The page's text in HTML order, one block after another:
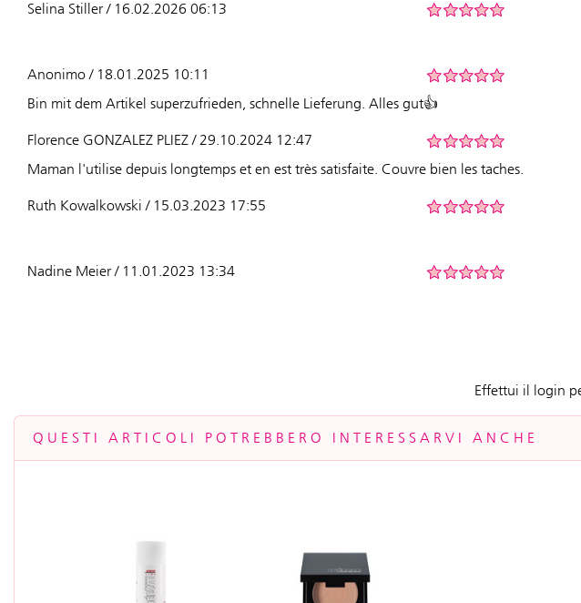
Selina Stiller / 16.02.2026 06:13
Anonimo / 18.01.2025 10:11
Bin mit dem Artikel superzufrieden, schnelle Lieferung. Alles gut👍
Florence GONZALEZ PLIEZ / 29.10.2024 12:47
Maman l'utilise depuis longtemps et en est très satisfaite. Couvre bien les taches.
Ruth Kowalkowski / 15.03.2023 17:55
Nadine Meier / 11.01.2023 13:34
Effettui il login
QUESTI ARTICOLI POTREBBERO INTERESSARVI ANCHE